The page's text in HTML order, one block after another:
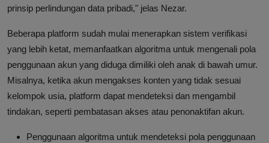
prinsip perlindungan data pribadi," jelas Nezar.
Beberapa platform sudah mulai menerapkan sistem verifikasi
yang lebih ketat, memanfaatkan algoritma untuk mengenali pola
penggunaan akun yang diduga dimiliki oleh anak di bawah umur.
Misalnya, ketika akun mengakses konten yang tidak sesuai
kelompok usia, platform dapat mendeteksi dan mengambil
tindakan, seperti pembatasan akses atau penonaktifan akun.
Penggunaan algoritma untuk mendeteksi pola penggunaan